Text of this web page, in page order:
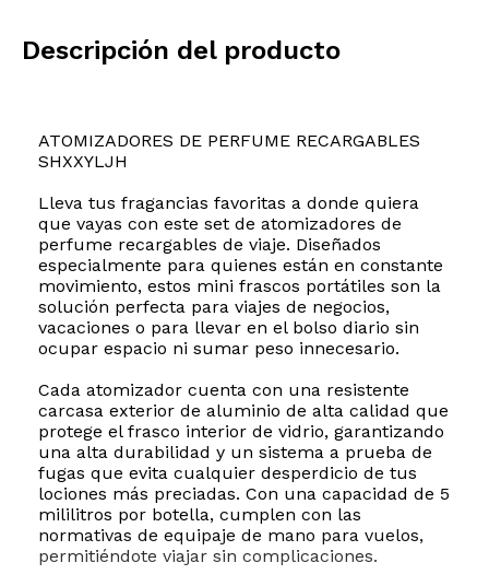
Descripción del producto
ATOMIZADORES DE PERFUME RECARGABLES
SHXXYLJH
Lleva tus fragancias favoritas a donde quiera
que vayas con este set de atomizadores de
perfume recargables de viaje. Diseñados
especialmente para quienes están en constante
movimiento, estos mini frascos portátiles son la
solución perfecta para viajes de negocios,
vacaciones o para llevar en el bolso diario sin
ocupar espacio ni sumar peso innecesario.
Cada atomizador cuenta con una resistente
carcasa exterior de aluminio de alta calidad que
protege el frasco interior de vidrio, garantizando
una alta durabilidad y un sistema a prueba de
fugas que evita cualquier desperdicio de tus
lociones más preciadas. Con una capacidad de 5
mililitros por botella, cumplen con las
normativas de equipaje de mano para vuelos,
permitiéndote viajar sin complicaciones.